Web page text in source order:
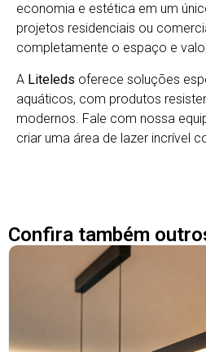
economia e estética em um
projetos residenciais ou
completamente o espaço e
A Liteleds oferece soluções
aquáticos, com produtos
modernos. Fale com nossa
criar uma área de lazer incrível
Confira também